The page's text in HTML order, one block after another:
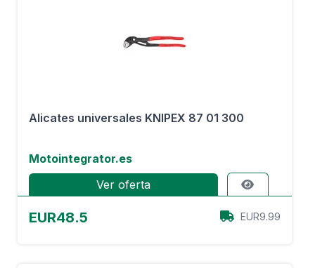
Alicates universales KNIPEX 87 01 300
Motointegrator.es
Ver oferta
EUR48.5 EUR9.99